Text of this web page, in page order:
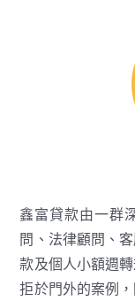
鑫富貸款由一群
問、法律顧問、
款及個人小額週
拒於門外的案例